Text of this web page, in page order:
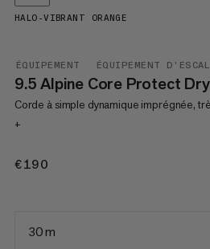
ÉQUIPEMENT ÉQUIPEMENT
9.5 Alpine Core Protect
Corde à simple dynamique imprégnée,
+
€190
HALO-VIBRANT ORANGE
30 m